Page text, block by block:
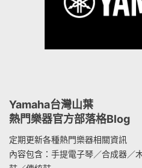
Yamaha台灣山葉
熱門樂器官方部落格Blog
定期更新各種熱門樂器相關資訊
內容包含：手提電子琴／合成器／